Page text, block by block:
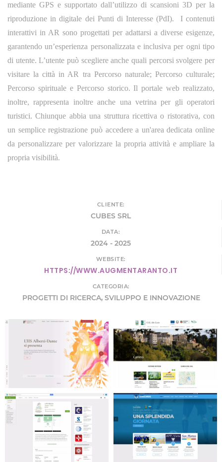
mediante GPS e supportato dall’utilizzo di scansioni 3D per la
riproduzione in digitale dei Punti di Interesse (PdI). I contenuti
interattivi in AR sono progettati per adattarsi a diverse esigenze,
garantendo un’esperienza personalizzata e inclusiva per ogni tipo
di utente. L’utente può scegliere anche quali percorsi svolgere per
visitare la città in AR tra Percorso naturale; Percorso culturale;
Percorso spirituale e Percorso storico. Il portale web realizzato,
inoltre, rappresenta inoltre anche una vetrina per gli operatori
turistici. Chiunque abbia una struttura ricettiva o ristorativa, con
un semplice registrazione può accedere a un'area dedicata online
da personalizzare per valorizzare la propria attività e ampliare la
propria visibilità.
CLIENTE:
CUBES SRL
DATA:
2024 - 2025
WEBSITE:
HTTPS://WWW.AUGMENTARANTO.IT
CATEGORIA:
PROGETTI DI RICERCA, SVILUPPO E INNOVAZIONE